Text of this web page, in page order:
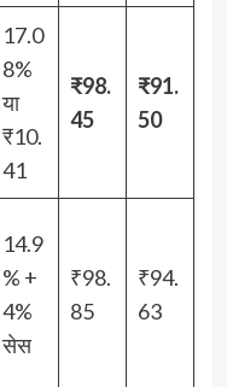
17.0
8%
या
₹10.
41
₹98.
45
₹91.
50
14.9
% +
4%
सेस
₹98.
85
₹94.
63